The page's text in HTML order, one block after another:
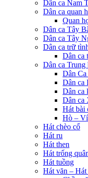
Dân ca Nam
Dân ca quan
Quan
Dân ca Tây
Dân ca Tây
Dân ca trữ
Dân ca
Dân ca Trung
Dân
Dân ca
Dân ca
Dân ca
Hát bài
Hò –
Hát chèo cổ
Hát ru
Hát then
Hát trống
Hát tuồng
Hát văn – Hát